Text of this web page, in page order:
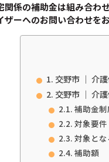
関係の補助金は組み合わ
ザーへのお問い合わせを
交野市 ｜ 介
交野市 ｜ 介
補助金
対象要件
対象と
補助額